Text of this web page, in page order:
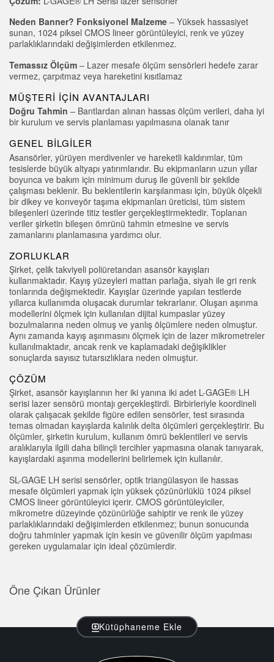
Sıcaklık ve Vibrasyon Sensörleri
Condition Monitoring Sensors
Wireless Condition Monitoring Sensors
Vibration Sensors
ACCESSORIES
AKSESUARLAR
Dönüştürücüler
Cordsets
YAZILIM
Banner Measurement Sensor Software
Sensör Programlama Yazılımı
TECHNOLOGY
Sensors with IO-Link
İLGİLİ BAĞLANTILAR
IO-Link
Washdown
Neden Banner? Fonksiyonel Malzeme – Yüksek hassasiyet
sunan, 1024 piksel CMOS lineer görüntüleyici, renk ve yüzey
parlaklıklarındaki değişimlerden etkilenmez.
Temassız Ölçüm – Lazer mesafe ölçüm sensörleri hedefe zarar
vermez, çarpıtmaz veya hareketini kısıtlamaz
MÜŞTERI İÇIN AVANTAJLARI
Doğru Tahmin – Bantlardan alınan hassas ölçüm verileri, daha iyi
bir kurulum ve servis planlaması yapılmasına olanak tanır
GENEL BILGILER
Asansörler, yürüyen merdivenler ve hareketli kaldırımlar, tüm
tesislerde büyük altyapı yatırımlarıdır. Bu ekipmanların uzun yıllar
boyunca ve bakım için minimum duruş ile güvenli bir şekilde
çalışması beklenir. Bu beklentilerin karşılanması için, büyük ölçekli
bir dikey ve konveyör taşıma ekipmanları üreticisi, tüm sistem
bileşenleri üzerinde titiz testler gerçekleştirmektedir. Toplanan
veriler şirketin bileşen ömrünü tahmin etmesine ve servis
zamanlarını planlamasına yardımcı olur.
ZORLUKLAR
Şirket, çelik takviyeli poliüretandan asansör kayışları
kullanmaktadır. Kayış yüzeyleri mattan parlağa, siyah ile gri renk
tonlarında değişmektedir. Kayışlar üzerinde yapılan testlerde
yıllarca kullanımda oluşacak durumlar tekrarlanır. Oluşan aşınma
modellerini ölçmek için kullanılan dijital kumpaslar yüzey
bozulmalarına neden olmuş ve yanlış ölçümlere neden olmuştur.
Aynı zamanda kayış aşınmasını ölçmek için de lazer mikrometreler
kullanılmaktadır, ancak renk ve kaplamadaki değişiklikler
sonuçlarda sayısız tutarsızlıklara neden olmuştur.
ÇÖZÜM
Şirket, asansör kayışlarının her iki yanına iki adet L-GAGE® LH
serisi lazer sensörü montajı gerçekleştirdi. Birbirleriyle koordineli
olarak çalışacak şekilde figüre edilen sensörler, test sırasında
temas olmadan kayışlarda kalınlık delta ölçümleri gerçekleştirir. Bu
ölçümler, şirketin kurulum, kullanım ömrü beklentileri ve servis
aralıklarıyla ilgili daha bilinçli tercihler yapmasına olanak tanıyarak,
kayışlardaki aşınma modellerini belirlemek için kullanılır.
SL-GAGE LH serisi sensörler, optik triangülasyon ile hassas
mesafe ölçümleri yapmak için yüksek çözünürlüklü 1024 piksel
CMOS lineer görüntüleyici içerir. CMOS görüntüleyiciler,
mikrometre düzeyinde çözünürlüğe sahiptir ve renk ile yüzey
parlaklıklarındaki değişimlerden etkilenmez; bunun sonucunda
doğru tahminler yapmak için kesin ve güvenilir ölçüm yapılması
gereken uygulamalar için ideal çözümlerdir.
Öne Çıkan Ürünler
Kütüphaneme Ekle